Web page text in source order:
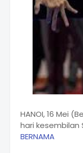
HANOI, 16 Mei
hari kesembilan
BERNAMA